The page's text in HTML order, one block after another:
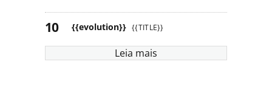
{{evolution}} {{TITLE}}
Leia mais